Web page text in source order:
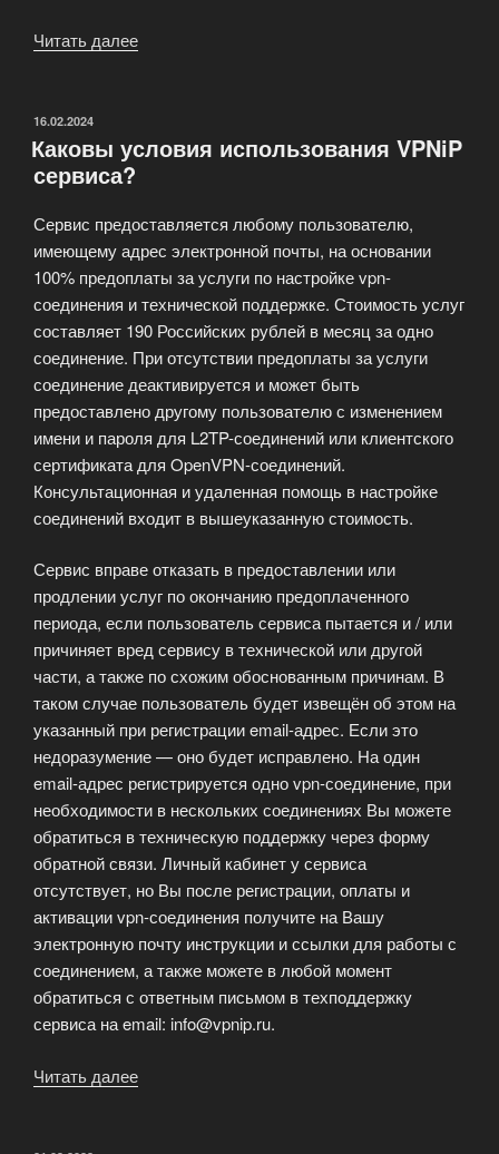
Читать далее
ОПУБЛИКОВАНО
16.02.2024
Каковы условия использования VPNiP
сервиса?
Сервис предоставляется любому пользователю,
имеющему адрес электронной почты, на основании
100% предоплаты за услуги по настройке vpn-
соединения и технической поддержке. Стоимость услуг
составляет 190 Российских рублей в месяц за одно
соединение. При отсутствии предоплаты за услуги
соединение деактивируется и может быть
предоставлено другому пользователю с изменением
имени и пароля для L2TP-соединений или клиентского
сертификата для OpenVPN-соединений.
Консультационная и удаленная помощь в настройке
соединений входит в вышеуказанную стоимость.
Сервис вправе отказать в предоставлении или
продлении услуг по окончанию предоплаченного
периода, если пользователь сервиса пытается и / или
причиняет вред сервису в технической или другой
части, а также по схожим обоснованным причинам. В
таком случае пользователь будет извещён об этом на
указанный при регистрации email-адрес. Если это
недоразумение — оно будет исправлено. На один
email-адрес регистрируется одно vpn-соединение, при
необходимости в нескольких соединениях Вы можете
обратиться в техническую поддержку через форму
обратной связи. Личный кабинет у сервиса
отсутствует, но Вы после регистрации, оплаты и
активации vpn-соединения получите на Вашу
электронную почту инструкции и ссылки для работы с
соединением, а также можете в любой момент
обратиться с ответным письмом в техподдержку
сервиса на email: info@vpnip.ru.
Читать далее